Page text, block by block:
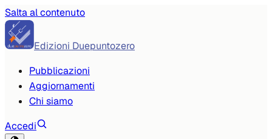
Salta al contenuto
Edizioni Duepuntozero
Pubblicazioni
Aggiornamenti
Chi siamo
Accedi